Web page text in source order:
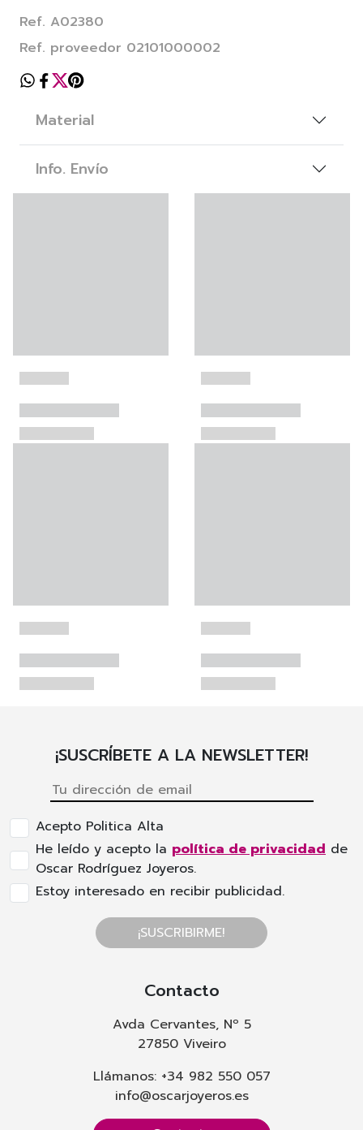
Ref. A02380
Ref. proveedor 02101000002
Material
Info. Envío
¡SUSCRÍBETE A LA NEWSLETTER!
Acepto Politica Alta
He leído y acepto la política de privacidad de
Oscar Rodríguez Joyeros.
Estoy interesado en recibir publicidad.
¡SUSCRIBIRME!
Contacto
Avda Cervantes, Nº 5
27850 Viveiro
Llámanos: +34 982 550 057
info@oscarjoyeros.es